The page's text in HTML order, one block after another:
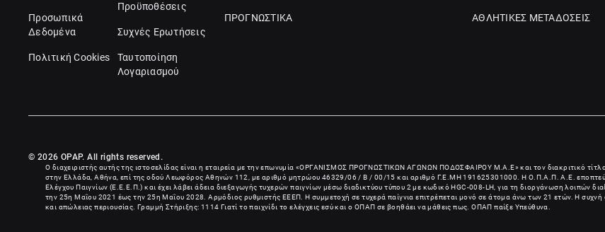
Προσωπικά
Δεδομένα
Πολιτική Cookies
Προϋποθέσεις
Συχνές Ερωτήσεις
Ταυτοποίηση
Λογαριασμού
ΠΡΟΓΝΩΣΤΙΚΑ ΑΘΛΗΤΙΚΕΣ ΜΕΤΑΔΟΣΕΙΣ
© 2026 OPAP. All rights reserved.
Ο διαχειριστής αυτής της ιστοσελίδας είναι η εταιρεία με την επωνυμία «ΟΡΓΑΝΙΣΜΟΣ ΠΡΟΓΝΩΣΤΙΚΩΝ ΑΓΩΝΩΝ ΠΟΔΟΣΦΑΙΡΟΥ Μ.Α.Ε» και τον διακριτικό
στην Ελλάδα, Αθήνα, επί της οδού Λεωφόρος Αθηνών 112, με αριθμό μητρώου 46329/06 / B / 00/15 και αριθμό Γ.Ε.ΜΗ191625301000
. Η Ο.Π.Α.Π. Α.Ε.
Ελέγχου Παιγνίων (Ε.Ε.Ε.Π.) και έχει λάβει άδεια διεξαγωγής τυχερών παιγνίων μέσω διαδικτύου τύπου 2 με κωδικό HGC-008-LH, για τη διοργάνωση λοιπών
την 25η Μαΐου 2021 έως την 25η Μαΐου 2028. Αρμόδιος ρυθμιστής ΕΕΕΠ. Η συμμετοχή σε τυχερά παίγνια επιτρέπεται μονό σε άτομα άνω των 21 ετών. Η συχνή
και απώλειας περιουσίας. Γραμμή Στήριξης: 1114 Γιατί το παιχνίδι το ελέγχεις εσύ και ο ΟΠΑΠ σε βοηθάει να μάθεις πως. ΟΠΑΠ παίξε Υπεύθυνα.